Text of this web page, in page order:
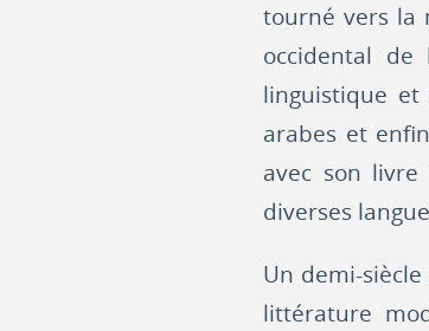
tourné vers la
occidental
linguistique
arabes et
avec son
diverses
Un demi-
littérature